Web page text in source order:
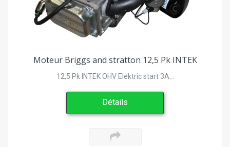
Moteur Briggs and stratton 12,5 Pk INTEK
12,5 Pk INTEK OHV Elektric start 3A...
Détails